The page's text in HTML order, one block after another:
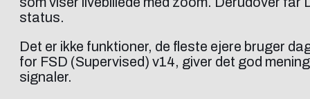
status.
Det er ikke funktioner, de fleste ejere bruger
for FSD (Supervised) v14, giver det god
signaler.